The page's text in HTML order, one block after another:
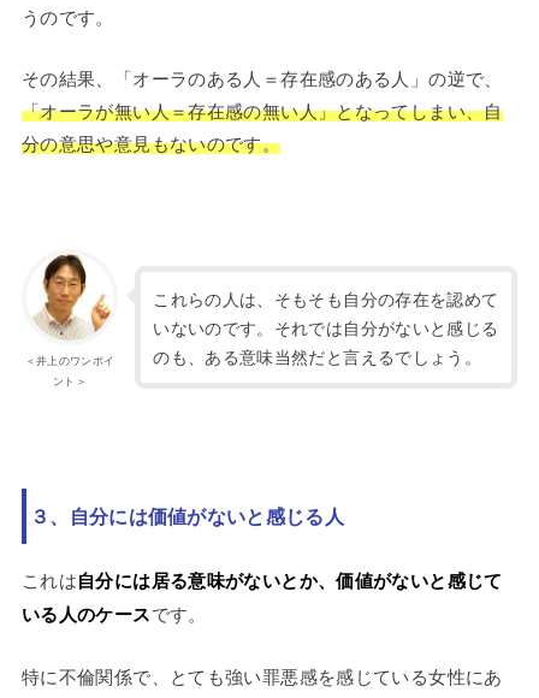
うのです。
その結果、「オーラのある人＝存在感のある人」の逆で、
「オーラが無い人＝存在感の無い人」となってしまい、自
分の意思や意見もないのです。
＜井上のワンポイ
ント＞
これらの人は、そもそも自分の存在を認めて
いないのです。それでは自分がないと感じる
のも、ある意味当然だと言えるでしょう。
３、自分には価値がないと感じる人
これは自分には居る意味がないとか、価値がないと感じて
いる人のケースです。
特に不倫関係で、とても強い罪悪感を感じている女性にあ